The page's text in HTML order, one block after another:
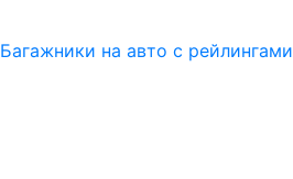
Багажники на авто с рейлингами